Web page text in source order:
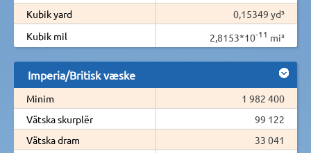
Kubik yard
0,15349 yd³
Kubik mil
2,8153*10-11 mi³
Imperia/Britisk væske
Minim
1 982 400
Vätska skurplër
99 122
Vätska dram
33 041